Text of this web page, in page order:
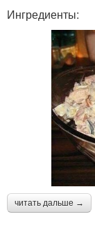
Ингредиенты:
читать дальше →